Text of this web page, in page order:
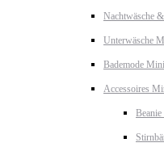
Nachtwäsche
Unterwäsche
Bademode Mini
Accessoires